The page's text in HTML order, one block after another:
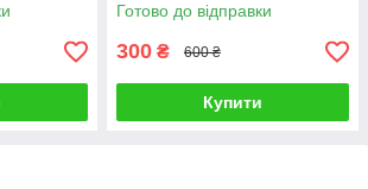
Готово до відправки
300 ₴ 600 ₴
Купити